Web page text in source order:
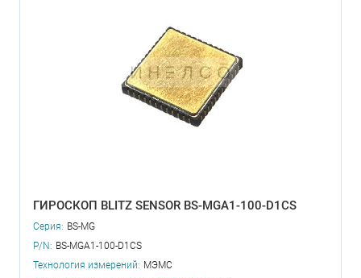
ГИРОСКОП BLITZ SENSOR BS-MGA1-100-D1CS
Серия: BS-MG
P/N: BS-MGA1-100-D1CS
Технология измерений: МЭМС